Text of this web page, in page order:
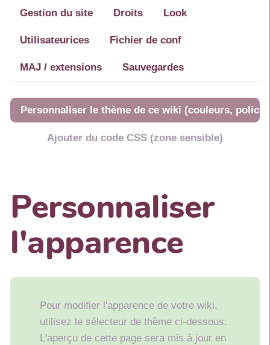
Gestion du site Droits Look
Utilisateurices Fichier de conf
MAJ / extensions Sauvegardes
Personnaliser le thème de ce wiki (couleurs,
Ajouter du code CSS (zone sensible)
Personnaliser
l'apparence
Pour modifier l'apparence de votre wiki,
utilisez le sélecteur de thème ci-dessous.
L'aperçu de cette page sera mis à jour en